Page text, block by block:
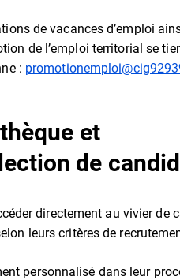
de vacances d’emploi
de l’emploi territorial se
:
et
de
directement au vivier de
leurs critères de
personnalisé dans leur